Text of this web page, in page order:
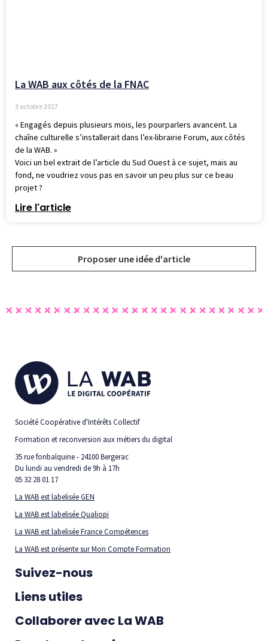
La WAB aux côtés de la FNAC
3 octobre 2017
« Engagés depuis plusieurs mois, les pourparlers avancent. La
chaîne culturelle s’installerait dans l’ex-librairie Forum, aux côtés
de la WAB. »
Voici un bel extrait de l’article du Sud Ouest à ce sujet, mais au
fond, ne voudriez vous pas en savoir un peu plus sur ce beau
projet ?
Lire l'article
Proposer une idée d'article
Société Coopérative d'Intérêts Collectif
Formation et reconversion aux métiers du digital
35 rue fonbalquine - 24100 Bergerac
Du lundi au vendredi de 9h à 17h
05 32 28 01 17
La WAB est labelisée GEN
La WAB est labelisée Qualiopi
La WAB est labelisée France Compétences
La WAB est présente sur Mon Compte Formation
Suivez-nous
Liens utiles
Collaborer avec La WAB